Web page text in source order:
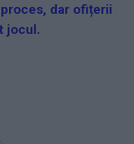
dar ofițerii
jocul.